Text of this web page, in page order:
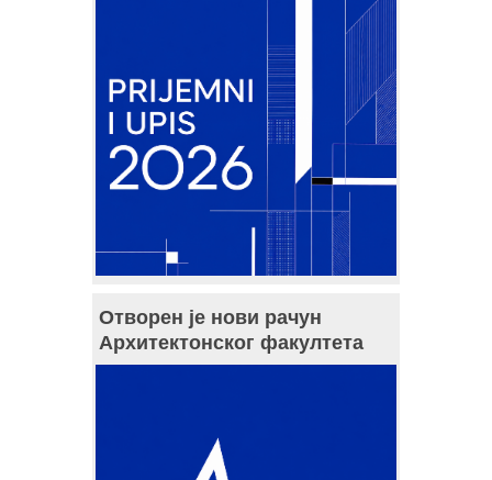
Отворен је нови рачун
Архитектонског факултета